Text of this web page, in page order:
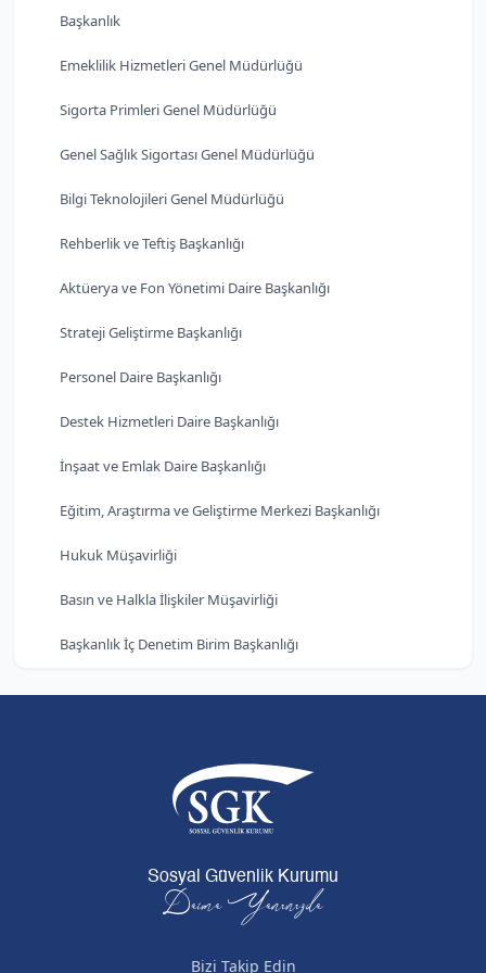
Başkanlık
Emeklilik Hizmetleri Genel Müdürlüğü
Sigorta Primleri Genel Müdürlüğü
Genel Sağlık Sigortası Genel Müdürlüğü
Bilgi Teknolojileri Genel Müdürlüğü
Rehberlik ve Teftiş Başkanlığı
Aktüerya ve Fon Yönetimi Daire Başkanlığı
Strateji Geliştirme Başkanlığı
Personel Daire Başkanlığı
Destek Hizmetleri Daire Başkanlığı
İnşaat ve Emlak Daire Başkanlığı
Eğitim, Araştırma ve Geliştirme Merkezi Başkanlığı
Hukuk Müşavirliği
Basın ve Halkla İlişkiler Müşavirliği
Başkanlık İç Denetim Birim Başkanlığı
Sosyal Güvenlik Kurumu
Daima Yanınızda
Bizi Takip Edin